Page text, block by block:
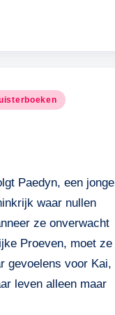
Paedyn, een jonge
waar nullen
ze onverwacht
Proeven, moet ze
gevoelens voor Kai,
leven alleen maar